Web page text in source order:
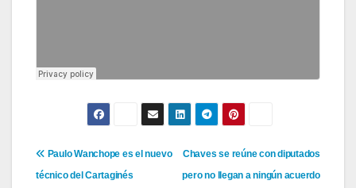
Navegación
Chaves se reúne con diputados
pero no llegan a ningún acuerdo
Paulo Wanchope es el nuevo
técnico del Cartaginés